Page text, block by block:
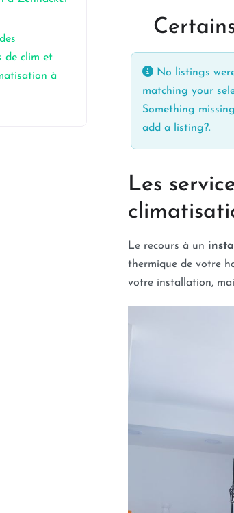
de clim et
à
No listings
matching your
Something
add a listing?.
Les
Le recours à un
thermique de votre
votre installation,